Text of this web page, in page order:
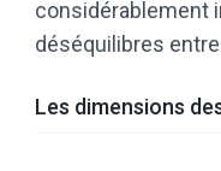
considérablement
déséquilibres
Les dimensions